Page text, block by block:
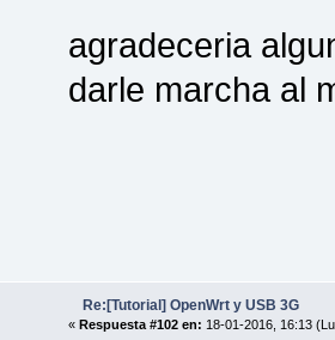
agradeceria
darle marcha al
Re:[Tutorial] OpenWrt y USB 3G
« Respuesta #102 en: 18-01-2016, 16:13